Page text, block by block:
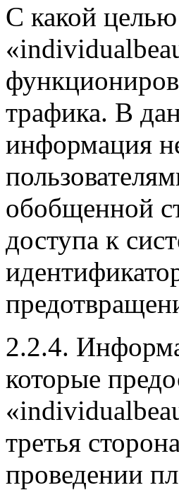
С какой целью
трафика. В
информация
обобщенной
доступа к
2.2.4.
которые
третья
проведении